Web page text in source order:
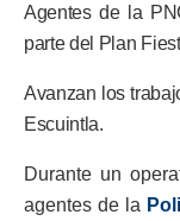
Agentes de la
parte del Plan
Avanzan los
Escuintla.
Durante un
agentes de la